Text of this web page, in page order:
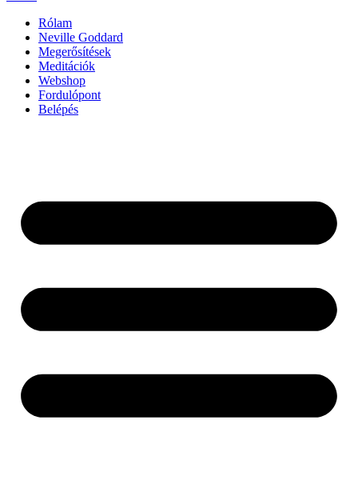
Rólam
Neville Goddard
Megerősítések
Meditációk
Webshop
Fordulópont
Belépés